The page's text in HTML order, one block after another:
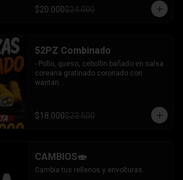
bañado en salsa tari.
- Salmón, queso, cebollín frito en Panko.
$20.000$24.000
52PZ Combinado
- Pollo, queso, cebollin bañado en salsa
coreana gratinado coronado con
wantan.
wantan.
-kanikama, palta envuelto en sesamo.
gratinado.
+ 2 arrollado primavera.
$18.000$23.500
CAMBIOS🍣
Cambia tus rellenos y envolturas.